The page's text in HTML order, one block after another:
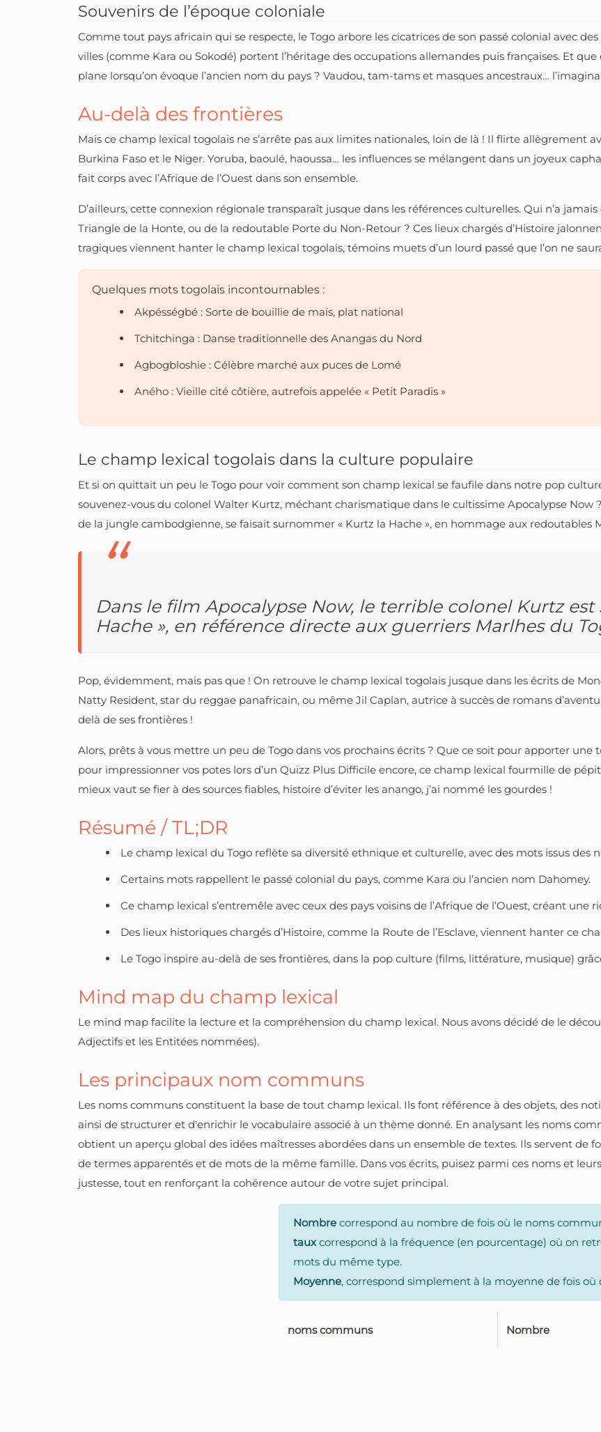
Souvenirs de l’époque coloniale
Comme tout pays africain qui se respecte, le Togo arbore les cicatrices de son passé colonial avec
villes (comme Kara ou Sokodé) portent l’héritage des occupations allemandes puis françaises. Et
plane lorsqu’on évoque l’ancien nom du pays ? Vaudou, tam-tams et masques ancestraux…
Au-delà des frontières
Mais ce champ lexical togolais ne s’arrête pas aux limites nationales, loin de là ! Il flirte allègrement
Burkina Faso et le Niger. Yoruba, baoulé, haoussa… les influences se mélangent dans un joyeux
fait corps avec l’Afrique de l’Ouest dans son ensemble.
D’ailleurs, cette connexion régionale transparaît jusque dans les références culturelles. Qui n’a
Triangle de la Honte, ou de la redoutable Porte du Non-Retour ? Ces lieux chargés d’Histoire
tragiques viennent hanter le champ lexical togolais, témoins muets d’un lourd passé que l’on ne
Quelques mots togolais incontournables :
Akpésségbé : Sorte de bouillie de maïs, plat national
Tchitchinga : Danse traditionnelle des Anangas du Nord
Agbogbloshie : Célèbre marché aux puces de Lomé
Aného : Vieille cité côtière, autrefois appelée « Petit Paradis »
Le champ lexical togolais dans la culture populaire
Et si on quittait un peu le Togo pour voir comment son champ lexical se faufile dans notre pop
souvenez-vous du colonel Walter Kurtz, méchant charismatique dans le cultissime Apocalypse Now
de la jungle cambodgienne, se faisait surnommer « Kurtz la Hache », en hommage aux redoutables
Dans le film Apocalypse Now, le terrible colonel Kurtz
Hache », en référence directe aux guerriers Marlhes du
Pop, évidemment, mais pas que ! On retrouve le champ lexical togolais jusque dans les écrits de
Natty Resident, star du reggae panafricain, ou même Jil Caplan, autrice à succès de romans
delà de ses frontières !
Alors, prêts à vous mettre un peu de Togo dans vos prochains écrits ? Que ce soit pour apporter une
pour impressionner vos potes lors d’un Quizz Plus Difficile encore, ce champ lexical fourmille de
mieux vaut se fier à des sources fiables, histoire d’éviter les anango, j’ai nommé les gourdes !
Résumé / TL;DR
Le champ lexical du Togo reflète sa diversité ethnique et culturelle, avec des mots issus des
Certains mots rappellent le passé colonial du pays, comme Kara ou l’ancien nom Dahomey.
Ce champ lexical s’entremêle avec ceux des pays voisins de l’Afrique de l’Ouest, créant une
Des lieux historiques chargés d’Histoire, comme la Route de l’Esclave, viennent hanter ce
Le Togo inspire au-delà de ses frontières, dans la pop culture (films, littérature, musique)
Mind map du champ lexical
Le mind map facilite la lecture et la compréhension du champ lexical. Nous avons décidé de le
Adjectifs et les Entitées nommées).
Les principaux nom communs
Les noms communs constituent la base de tout champ lexical. Ils font référence à des objets, des
ainsi de structurer et d'enrichir le vocabulaire associé à un thème donné. En analysant les noms
obtient un aperçu global des idées maîtresses abordées dans un ensemble de textes. Ils servent de
de termes apparentés et de mots de la même famille. Dans vos écrits, puisez parmi ces noms et
justesse, tout en renforçant la cohérence autour de votre sujet principal.
Nombrecorrespond au nombre de fois où le noms
tauxcorrespond à la fréquence (en pourcentage) où on
mots du même type.
Moyenne, correspond simplement à la moyenne de fois
noms communs Nombre